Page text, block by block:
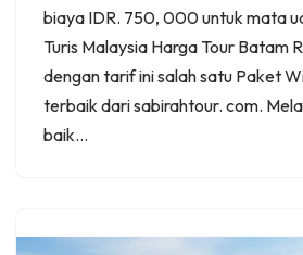
biaya IDR. 750, 000 untuk mata
Turis Malaysia Harga Tour Batam
dengan tarif ini salah satu Paket
terbaik dari sabirahtour. com.
baik…